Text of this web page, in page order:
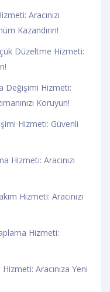
Aracınızı
Kazandırın!
Düzeltme Hizmeti:
Değişimi Hizmeti:
Koruyun!
Hizmeti: Güvenli
Hizmeti: Aracınızı
Hizmeti: Aracınızı
Hizmeti:
Aracınıza Yeni